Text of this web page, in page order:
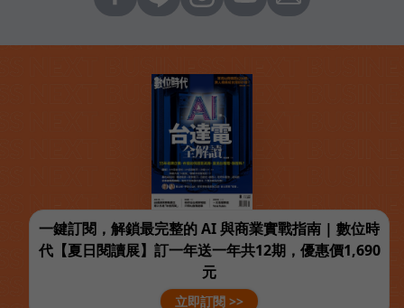
一鍵訂閱，解鎖最完整的 AI 與商業實戰指南 | 數位時
代【夏日閱讀展】訂一年送一年共12期，優惠價1,690
元
立即訂閱 >>